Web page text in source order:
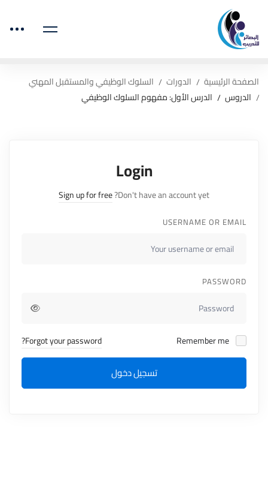
الصفحة الرئيسية الدورات
السلوك الوظيفي والمستقبل المهني
الدروس
الدرس الأول: مفهوم السلوك الوظيفي
Login
Don't have an account yet?
Sign up for free
USERNAME OR EMAIL
PASSWORD
Forgot your password?
تسجيل دخول